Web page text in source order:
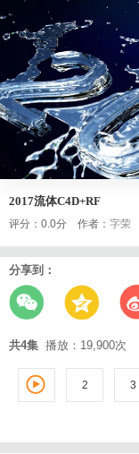
2017流体C4D+RF
评分：0.0分 作者： 字荣
分享到：
共4集 播放：19,900次
1
2 3